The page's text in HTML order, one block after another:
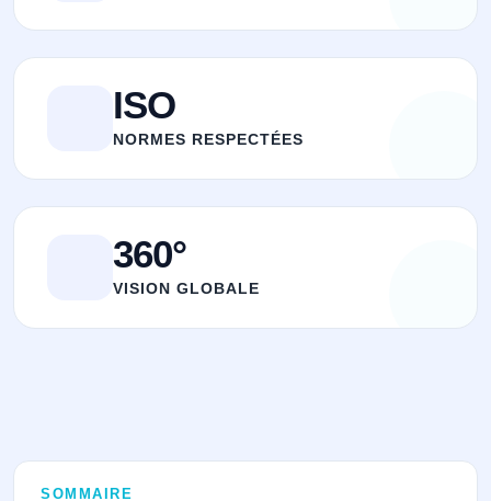
ISO
NORMES RESPECTÉES
360°
VISION GLOBALE
SOMMAIRE